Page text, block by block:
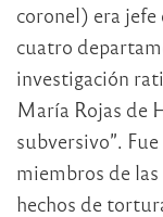
coronel) era jefe
cuatro
investigación
María Rojas de
subversivo”.
miembros de
hechos de